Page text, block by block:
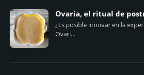
Ovaria, el ritual de
¿Es posible innovar en la
Ovari...